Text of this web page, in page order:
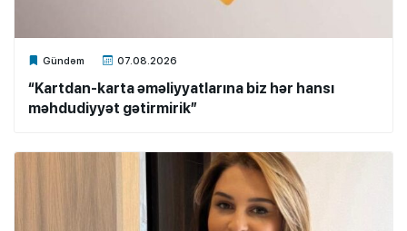
Gündəm 07.08.2026
Xalq.Online
“Kartdan-karta əməliyyatlarına biz hər hansı
məhdudiyyət gətirmirik”